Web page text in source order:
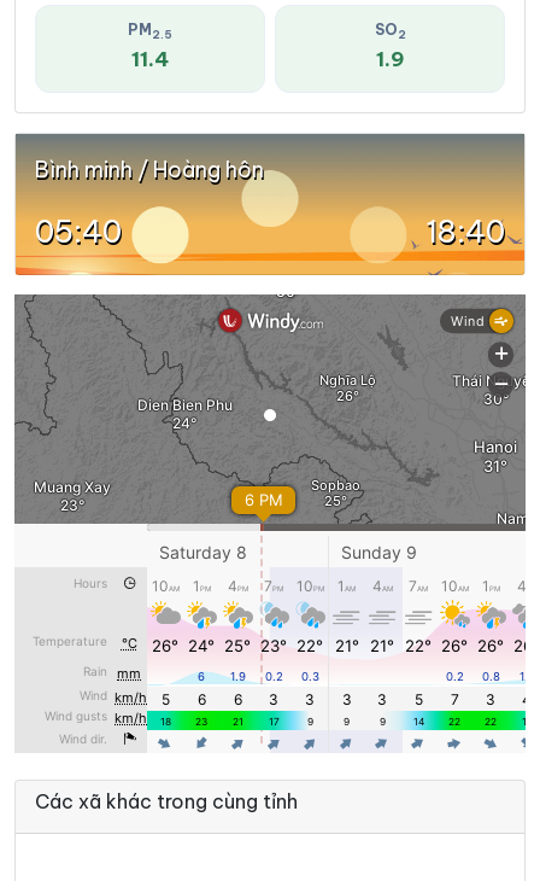
PM 2.5
11.4
SO2
1.9
Bình minh / Hoàng hôn
05:40 18:40
Các xã khác trong cùng tỉnh